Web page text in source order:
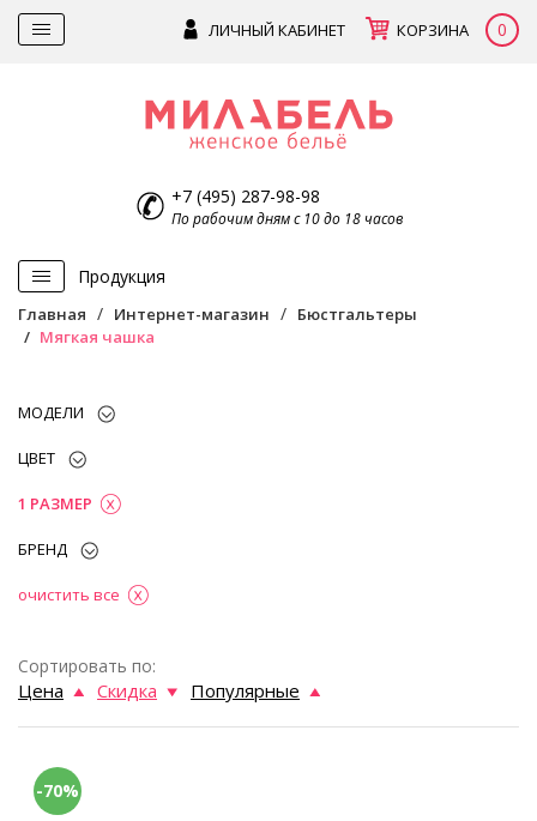
ЛИЧНЫЙ КАБИНЕТ КОРЗИНА 0
+7 (495) 287-98-98
По рабочим дням с 10 до 18 часов
Продукция
Главная Интернет-магазин
Бюстгальтеры
Мягкая чашка
МОДЕЛИ
ЦВЕТ
1 РАЗМЕР
БРЕНД
очистить все
Сортировать по:
Цена Скидка Популярные
-70%